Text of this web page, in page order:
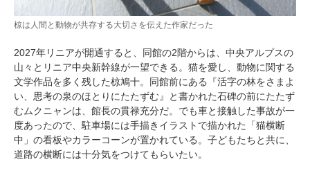
椋は人間と動物が共存する大切さを伝えた作家だった
2027年リニアが開通すると、同館の2階からは、中央アルプスの
山々とリニア中央新幹線が一望できる。猫を愛し、動物に関する
文学作品を多く残した椋鳩十。同館前にある『活字の林をさまよ
い、思考の泉のほとりにたたずむ』と書かれた石碑の前にたたず
むムクニャンは、館長の貫禄充分だ。でも車と接触した事故が一
度あったので、駐車場には手描きイラストで描かれた「猫横断
中」の看板やカラーコーンが置かれている。子どもたちと共に、
道路の横断には十分気をつけてもらいたい。
PECOアプリをダウンロード済みの方
アプリで開く